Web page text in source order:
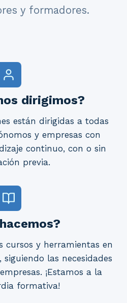
y formadores.
dirigimos?
están dirigidas a todas
y empresas con
continuo, con o sin
previa.
cursos y herramientas en
las necesidades
¡Estamos a la
formativa!